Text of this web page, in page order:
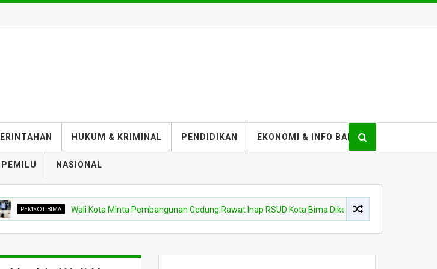
HUKUM & KRIMINAL PENDIDIKAN EKONOMI & INFO BANK
PEMILU NASIONAL
BIMA Wali Kota Minta Pembangunan Gedung Rawat Inap RSUD Kota Bima Dikebut